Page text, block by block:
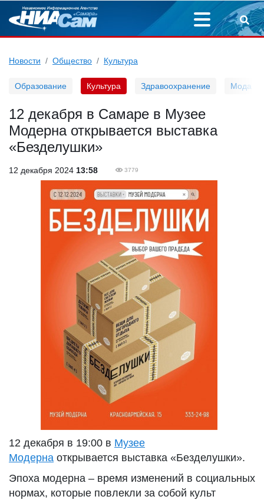
Новости Общество Культура
Образование Культура Здравоохранение Мода
12 декабря в Самаре в Музее
Модерна открывается выставка
«Безделушки»
12 декабря 2024 13:58 3779
12 декабря в 19:00 в Музее
Модерна открывается выставка «Безделушки».
Эпоха модерна – время изменений в социальных
нормах, которые повлекли за собой культ